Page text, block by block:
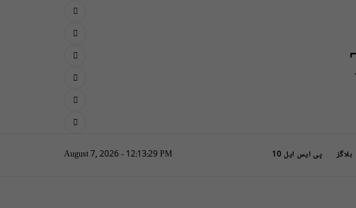
بلاگز پی ایس ایل 10 August 7, 2026 - 12:13:30 PM